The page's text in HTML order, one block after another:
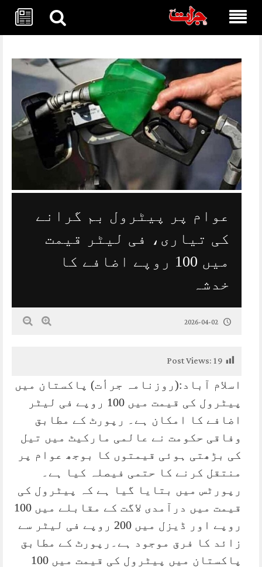
عوام پر پیٹرول بم گرانے
کی تیاری، فی لیٹر قیمت
میں 100 روپے اضافے کا
خدشہ
2026-04-02
Post Views:19
اسلام آباد:(روزنامہ جرأت) پاکستان میں
پیٹرول کی قیمت میں 100 روپے فی لیٹر
اضافے کا امکان ہے۔ رپورٹ کے مطابق
وفاقی حکومت نے عالمی مارکیٹ میں تیل
کی بڑھتی ہوئی قیمتوں کا بوجھ عوام پر
منتقل کرنے کا حتمی فیصلہ کیا ہے۔
رپورٹس میں بتایا گیا ہے کہ پیٹرول کی
قیمت میں درآمدی لاگت کے مقابلے میں 100
روپے اور ڈیزل میں 200 روپے فی لیٹر سے
زائد کا فرق موجود ہے۔رپورٹ کے مطابق
پاکستان میں پیٹرول کی قیمت میں 100